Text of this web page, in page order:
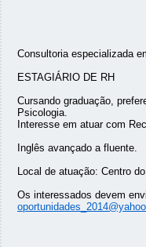
Consultoria especializada
ESTAGIÁRIO DE RH
Cursando graduação,
Psicologia.
Interesse em atuar com
Inglês avançado a fluente.
Local de atuação: Centro
Os interessados devem